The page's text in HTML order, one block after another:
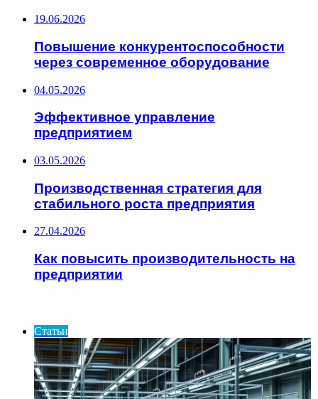
19.06.2026
Повышение конкурентоспособности
через современное оборудование
04.05.2026
Эффективное управление
предприятием
03.05.2026
Производственная стратегия для
стабильного роста предприятия
27.04.2026
Как повысить производительность на
предприятии
Статьи